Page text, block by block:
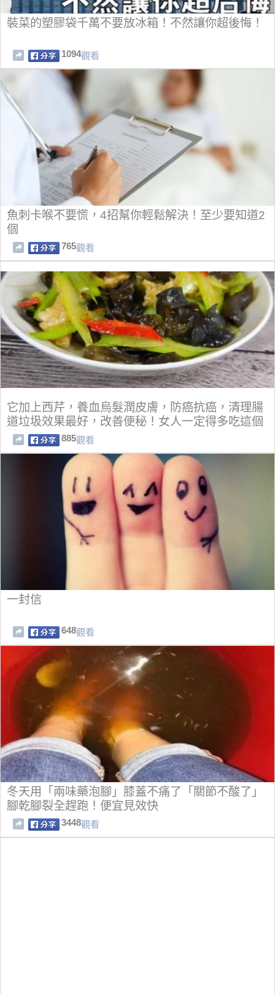
裝菜的塑膠袋千萬不要放冰箱！不然讓你超後悔！
1094觀看
魚刺卡喉不要慌，4招幫你輕鬆解決！至少要知道2
個
765觀看
它加上西芹，養血烏髮潤皮膚，防癌抗癌，清理腸
道垃圾效果最好，改善便秘！女人一定得多吃這個
菜
885觀看
一封信
648觀看
冬天用「兩味藥泡腳」膝蓋不痛了「關節不酸了」
腳乾腳裂全趕跑！便宜見效快
3448觀看